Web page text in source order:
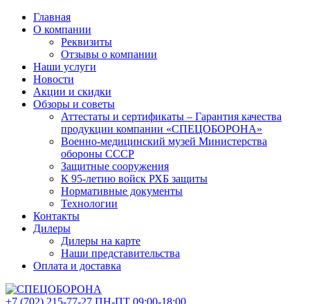
Главная
О компании
Реквизиты
Отзывы о компании
Наши услуги
Новости
Акции и скидки
Обзоры и советы
Аттестаты и сертификаты – Гарантия качества
продукции компании «СПЕЦОБОРОНА»
Военно-медицинский музей Министерства
обороны СССР
Защитные сооружения
К 95-летию войск РХБ защиты
Нормативные документы
Технологии
Контакты
Дилеры
Дилеры на карте
Наши представительства
Оплата и доставка
+7 (702) 215-77-27 ПН-ПТ 09:00-18:00